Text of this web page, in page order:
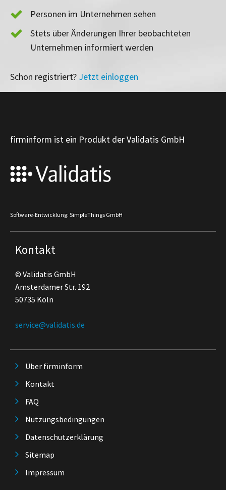
Personen im Unternehmen sehen
Stets über Änderungen Ihrer beobachteten
Unternehmen informiert werden
Schon registriert? Jetzt einloggen
firminform ist ein Produkt der Validatis GmbH
Software-Entwicklung: SimpleThings GmbH
Kontakt
© Validatis GmbH
Amsterdamer Str. 192
50735 Köln
service@validatis.de
Über firminform
Kontakt
FAQ
Nutzungsbedingungen
Datenschutzerklärung
Sitemap
Impressum